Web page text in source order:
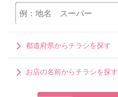
都道府県からチラシを探す
お店の名前からチラシを探す